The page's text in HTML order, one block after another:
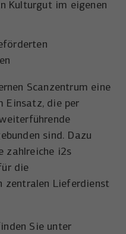
Kulturgut im eigenen
Scanzentrum eine
Einsatz, die per
sind. Dazu
zahlreiche i2s
die
zentralen Lieferdienst
Sie unter
& Co. KG
Quelle für
zu messen und
hinweg zu
Social-Media-
standardmäßig
Medien akzeptiert
von Google Maps-
anzeigen